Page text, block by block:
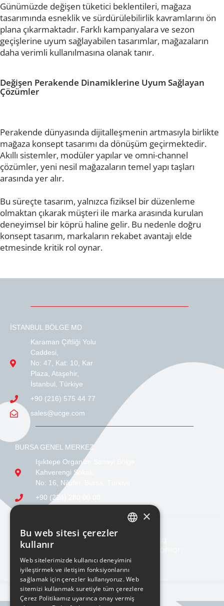
Günümüzde değişen tüketici beklentileri, mağaza
tasarımında esneklik ve sürdürülebilirlik kavramlarını ön
plana çıkarmaktadır. Farklı kampanyalara ve sezon
geçişlerine uyum sağlayabilen tasarımlar, mağazaların
daha verimli kullanılmasına olanak tanır.
Değişen Perakende Dinamiklerine Uyum Sağlayan
Çözümler
Perakende dünyasında dijitalleşmenin artmasıyla birlikte
mağaza konsept tasarımı da dönüşüm geçirmektedir.
Akıllı sistemler, modüler yapılar ve omni-channel
çözümler, yeni nesil mağazaların temel yapı taşları
arasında yer alır.
Bu süreçte tasarım, yalnızca fiziksel bir düzenleme
olmaktan çıkarak müşteri ile marka arasında kurulan
deneyimsel bir köprü haline gelir. Bu nedenle doğru
konsept tasarım, markaların rekabet avantajı elde
etmesinde kritik rol oynar.
BURSA GENEL MERKEZ
Işıktepe Organize Sanayi Bölge,
Kahverengi Sokak,
No: 16, Nilüfer, Bursa, Türkiye
+90 (224) 280 00 00
İSTANBUL BÖLGE MD
Karaman Çiftliği Yolu
Caddesi,
No: 47, Kat: 10, Kar
Plaza, Ataşehir,
İstanbul, Türkiye
+90 (216) 575 44 77
sales@ucge.com
×
Bu web sitesi çerezler
kullanır
Web sitelerimizde kullanıcı deneyimini
iyileştirmek ve iletişim fonksiyonlarını
sağlamak için çerezler kullanıyoruz. Web
sitemizi kullanmak suretiyle tüm çerezlere
Çerez Politikamız uyarınca onay vermiş